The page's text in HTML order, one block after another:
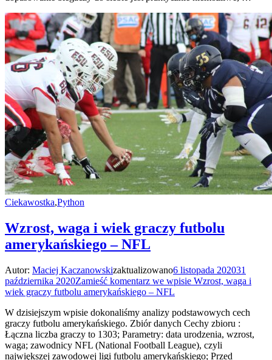
Ciekawostka,Python
Wzrost, waga i wiek graczy futbolu
amerykańskiego – NFL
Autor: Maciej Kaczanowskizaktualizowano6 listopada 202031
października 2020Zamieść komentarz we wpisie Wzrost, waga i
wiek graczy futbolu amerykańskiego – NFL
W dzisiejszym wpisie dokonaliśmy analizy podstawowych cech
graczy futbolu amerykańskiego. Zbiór danych Cechy zbioru :
Łączna liczba graczy to 1303; Parametry: data urodzenia, wzrost,
waga; zawodnicy NFL (National Football League), czyli
największej zawodowej ligi futbolu amerykańskiego; Przed